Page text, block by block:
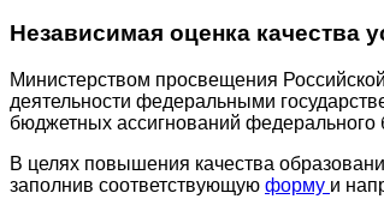
Независимая оценка качества
Министерством просвещения
деятельности федеральными
бюджетных ассигнований федерального
В целях повышения качества
заполнив соответствующую форму и